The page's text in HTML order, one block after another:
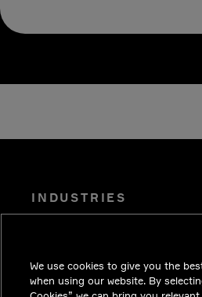
INDUSTRIES
KARRIERE
We use cookies to give you the
when using our website. By